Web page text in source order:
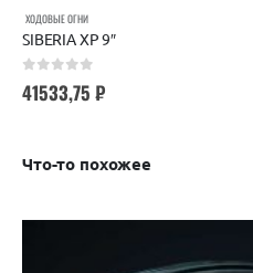
ХОДОВЫЕ ОГНИ
SIBERIA XP 9″
41533,75 ₽
Что-то похожее